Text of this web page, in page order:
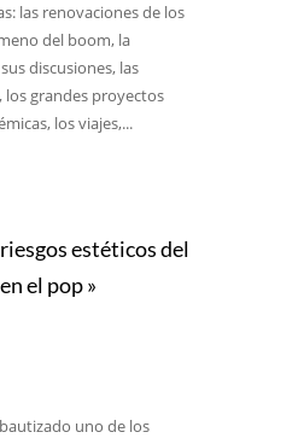
las renovaciones de los
del boom, la
discusiones, las
los grandes proyectos
los viajes,...
estéticos del
el pop »
uno de los